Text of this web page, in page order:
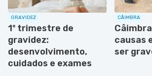
GRAVIDEZ
1º trimestre de
gravidez:
desenvolvimento,
cuidados e exames
CÂIMBRA
causas
ser